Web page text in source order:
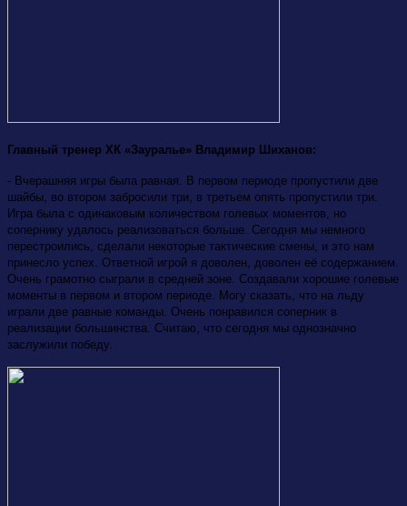
Главный тренер ХК «Зауралье» Владимир Шиханов:
- Вчерашняя игры была равная. В первом периоде пропустили две
шайбы, во втором забросили три, в третьем опять пропустили три.
Игра была с одинаковым количеством голевых моментов, но
сопернику удалось реализоваться больше. Сегодня мы немного
перестроились, сделали некоторые тактические смены, и это нам
принесло успех. Ответной игрой я доволен, доволен её содержанием.
Очень грамотно сыграли в средней зоне. Создавали хорошие голевые
моменты в первом и втором периоде. Могу сказать, что на льду
играли две равные команды. Очень понравился соперник в
реализации большинства. Считаю, что сегодня мы однозначно
заслужили победу.